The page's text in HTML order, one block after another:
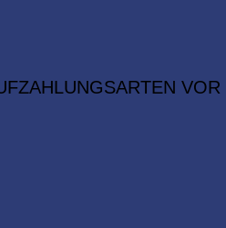
ZAHLUNGSARTEN VOR